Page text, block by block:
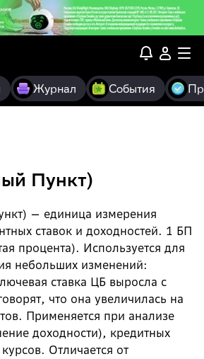
Журнал События
Пункт)
— единица измерения
ставок и доходностей. 1 БП
процента). Используется для
небольших изменений:
ставка ЦБ выросла с
что она увеличилась на
Применяется при анализе
доходности), кредитных
Отличается от